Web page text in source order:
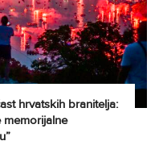
hrvatskih branitelja:
memorijalne